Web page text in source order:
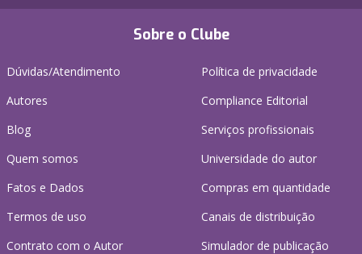
Sobre o Clube
Dúvidas/Atendimento
Autores
Blog
Quem somos
Fatos e Dados
Termos de uso
Contrato com o Autor
Política de privacidade
Compliance Editorial
Serviços profissionais
Universidade do autor
Compras em quantidade
Canais de distribuição
Simulador de publicação